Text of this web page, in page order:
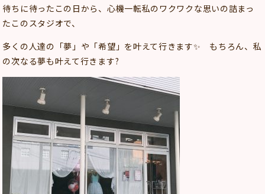
待ちに待ったこの日から、心機一転私のワクワクな思いの詰まっ
たこのスタジオで、
多くの人達の「夢」や「希望」を叶えて行きます✨ もちろん、私
の次なる夢も叶えて行きます?